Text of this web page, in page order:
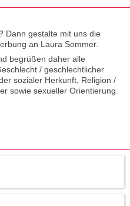
Dann gestalte mit uns die
an Laura Sommer.
begrüßen daher alle
/ geschlechtlicher
sozialer Herkunft, Religion /
sowie sexueller Orientierung.